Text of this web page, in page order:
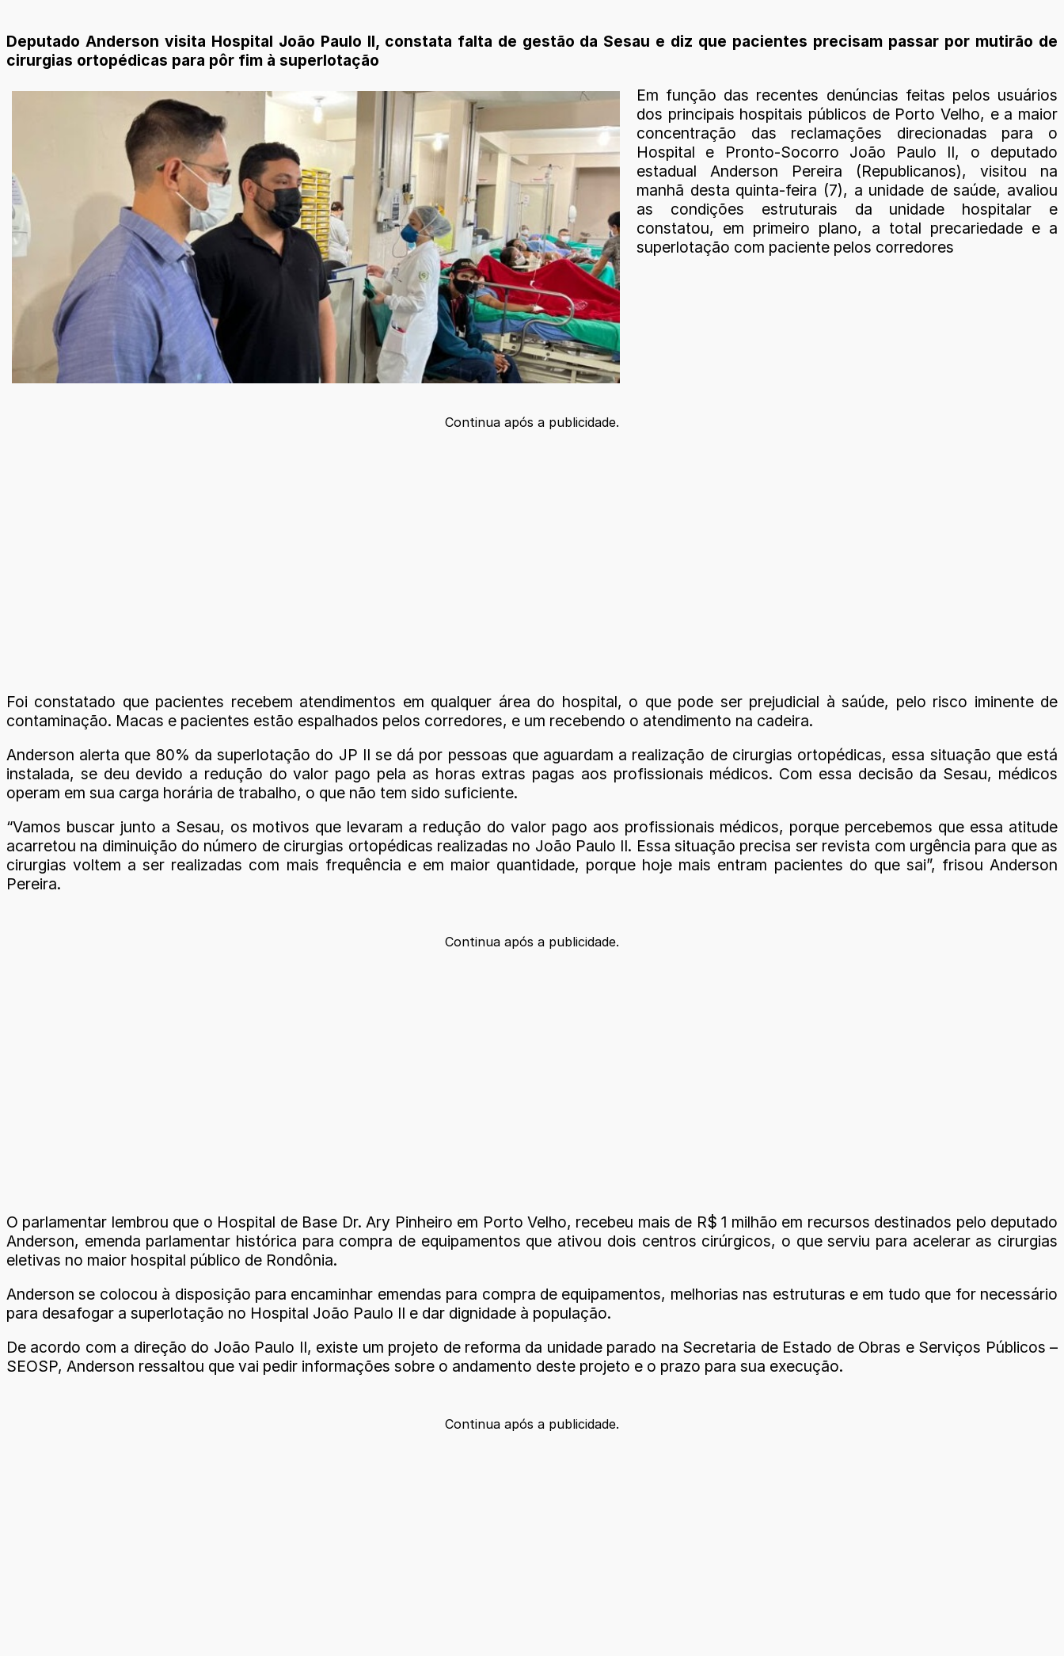
Deputado Anderson visita Hospital João Paulo II, constata falta de gestão da Sesau e diz que pacientes precisam passar por mutirão de
cirurgias ortopédicas para pôr fim à superlotação
Em função das recentes denúncias feitas pelos usuários
dos principais hospitais públicos de Porto Velho, e a maior
concentração das reclamações direcionadas para o
Hospital e Pronto-Socorro João Paulo II, o deputado
estadual Anderson Pereira (Republicanos), visitou na
manhã desta quinta-feira (7), a unidade de saúde, avaliou
as condições estruturais da unidade hospitalar e
constatou, em primeiro plano, a total precariedade e a
superlotação com paciente pelos corredores
Continua após a publicidade.
Foi constatado que pacientes recebem atendimentos em qualquer área do hospital, o que pode ser prejudicial à saúde, pelo risco iminente de
contaminação. Macas e pacientes estão espalhados pelos corredores, e um recebendo o atendimento na cadeira.
Anderson alerta que 80% da superlotação do JP II se dá por pessoas que aguardam a realização de cirurgias ortopédicas, essa situação que está
instalada, se deu devido a redução do valor pago pela as horas extras pagas aos profissionais médicos. Com essa decisão da Sesau, médicos
operam em sua carga horária de trabalho, o que não tem sido suficiente.
“Vamos buscar junto a Sesau, os motivos que levaram a redução do valor pago aos profissionais médicos, porque percebemos que essa atitude
acarretou na diminuição do número de cirurgias ortopédicas realizadas no João Paulo II. Essa situação precisa ser revista com urgência para que as
cirurgias voltem a ser realizadas com mais frequência e em maior quantidade, porque hoje mais entram pacientes do que sai”, frisou Anderson
Pereira.
Continua após a publicidade.
O parlamentar lembrou que o Hospital de Base Dr. Ary Pinheiro em Porto Velho, recebeu mais de R$ 1 milhão em recursos destinados pelo deputado
Anderson, emenda parlamentar histórica para compra de equipamentos que ativou dois centros cirúrgicos, o que serviu para acelerar as cirurgias
eletivas no maior hospital público de Rondônia.
Anderson se colocou à disposição para encaminhar emendas para compra de equipamentos, melhorias nas estruturas e em tudo que for necessário
para desafogar a superlotação no Hospital João Paulo II e dar dignidade à população.
De acordo com a direção do João Paulo II, existe um projeto de reforma da unidade parado na Secretaria de Estado de Obras e Serviços Públicos –
SEOSP, Anderson ressaltou que vai pedir informações sobre o andamento deste projeto e o prazo para sua execução.
Continua após a publicidade.